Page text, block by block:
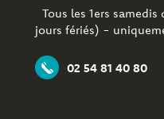
Tous les 1ers
jours fériés) -
02 54 81 40 80